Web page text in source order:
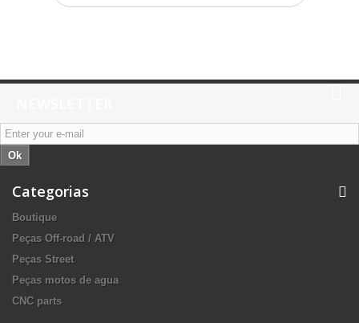
Ok
Categorias
Boutique
Peças Off-road / ATV
Peças Street
Peças motos de agua
CNC parts